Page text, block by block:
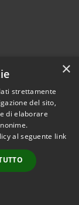
• Comune di
• Powered by
•
Accesso
×
strettamente
del sito,
di elaborare
al seguente link